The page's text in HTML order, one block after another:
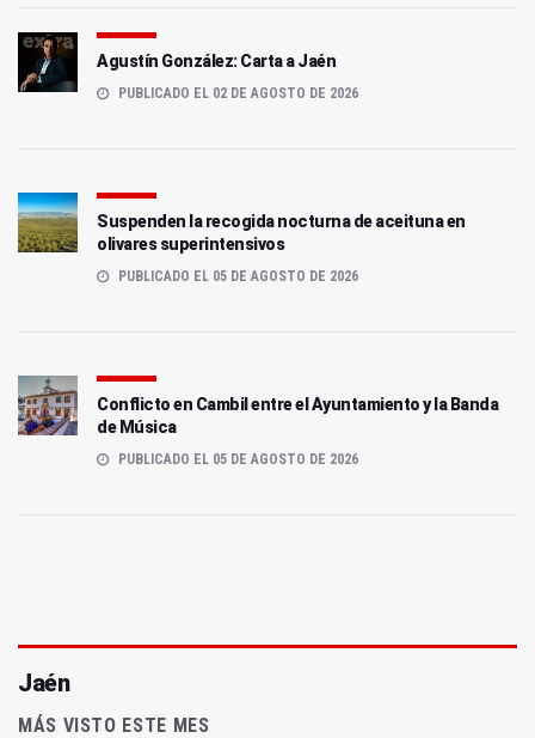
Agustín González: Carta a Jaén
PUBLICADO EL 02 DE AGOSTO DE 2026
Suspenden la recogida nocturna de aceituna en
olivares superintensivos
PUBLICADO EL 05 DE AGOSTO DE 2026
Conflicto en Cambil entre el Ayuntamiento y la Banda
de Música
PUBLICADO EL 05 DE AGOSTO DE 2026
Jaén
MÁS VISTO ESTE MES